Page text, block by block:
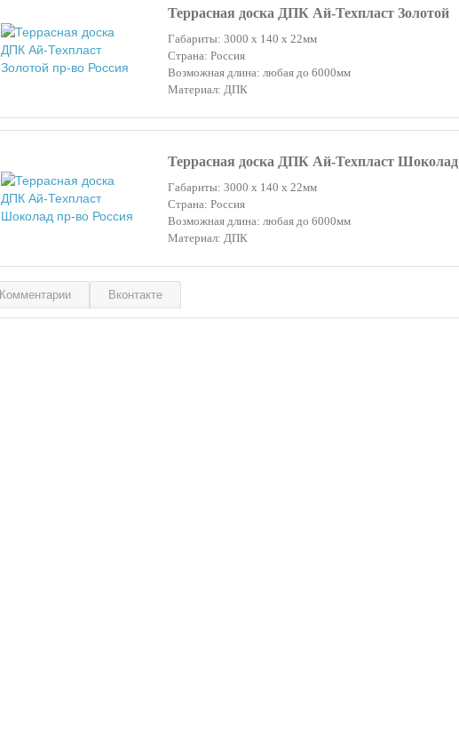
Террасная доска ДПК Ай-Техпласт Золотой
Габариты: 3000 х 140 х 22мм
Страна: Россия
Возможная длина: любая до 6000мм
Материал: ДПК
Террасная доска ДПК Ай-Техпласт Шоколад
Габариты: 3000 х 140 х 22мм
Страна: Россия
Возможная длина: любая до 6000мм
Материал: ДПК
Комментарии Вконтакте